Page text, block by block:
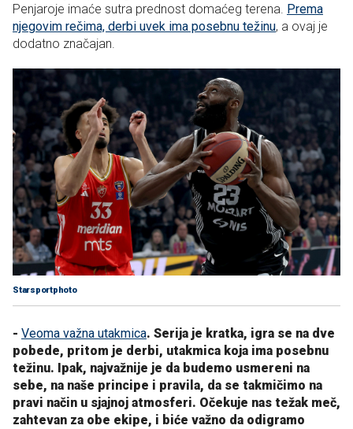
Penjaroje imaće sutra prednost domaćeg terena. Prema
njegovim rečima, derbi uvek ima posebnu težinu, a ovaj je
dodatno značajan.
Starsportphoto
- Veoma važna utakmica. Serija je kratka, igra se na dve
pobede, pritom je derbi, utakmica koja ima posebnu
težinu. Ipak, najvažnije je da budemo usmereni na
sebe, na naše principe i pravila, da se takmičimo na
pravi način u sjajnoj atmosferi. Očekuje nas težak meč,
zahtevan za obe ekipe, i biće važno da odigramo